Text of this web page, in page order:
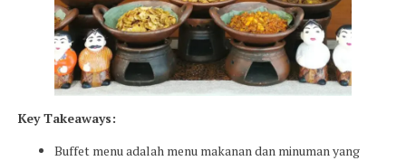
Key Takeaways:
Buffet menu adalah menu makanan dan minuman yang